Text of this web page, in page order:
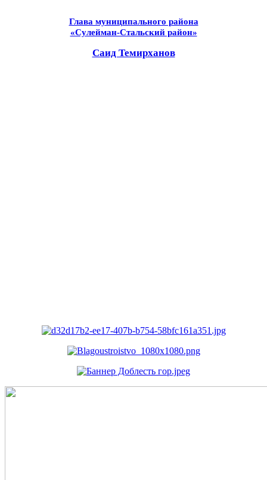
Глава муниципального района
«Сулейман-Стальский район»
Саид Темирханов